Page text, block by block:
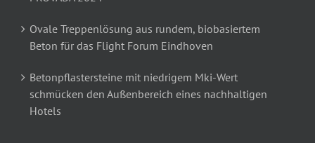
Ovale Treppenlösung aus rundem, biobasiertem
Beton für das Flight Forum Eindhoven
Betonpflastersteine mit niedrigem Mki-Wert
schmücken den Außenbereich eines nachhaltigen
Hotels